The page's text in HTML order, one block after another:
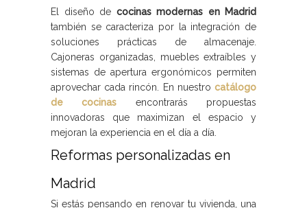
El diseño de cocinas modernas en Madrid
también se caracteriza por la integración de
soluciones prácticas de almacenaje.
Cajoneras organizadas, muebles extraíbles y
sistemas de apertura ergonómicos permiten
aprovechar cada rincón. En nuestro catálogo
de cocinas encontrarás propuestas
innovadoras que maximizan el espacio y
mejoran la experiencia en el día a día.
Reformas personalizadas en
Madrid
Si estás pensando en renovar tu vivienda, una